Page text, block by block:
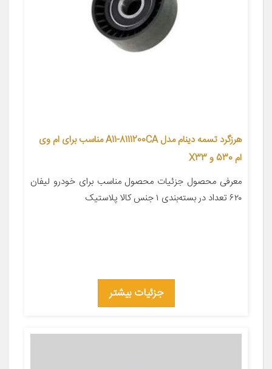
هرزگرد تسمه دینام مدل A11-8111200CA مناسب برای ام وی
ام 530 و X33
معرفی محصول جزئیات محصول مناسب برای خودرو لیفان
۶۲۰ تعداد در بسته‌بندی ۱ جنس کالا پلاستیک
جزئیات بیشتر